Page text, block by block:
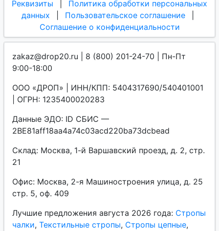
Реквизиты
Политика обработки персональных
данных
Пользовательское соглашение
Соглашение о конфиденциальности
zakaz@drop20.ru | 8 (800) 201-24-70 | Пн-Пт
9:00-18:00
ООО «ДРОП» | ИНН/КПП: 5404317690/540401001
| ОГРН: 1235400020283
Данные ЭДО: ID СБИС —
2BE81aff18aa4a74c03acd220ba73dcbead
Склад: Москва, 1-й Варшавский проезд, д. 2, стр.
21
Офис: Москва, 2-я Машиностроения улица, д. 25
стр. 5, оф. 409
Лучшие предложения августа 2026 года: Стропы
чалки, Текстильные стропы, Стропы цепные,